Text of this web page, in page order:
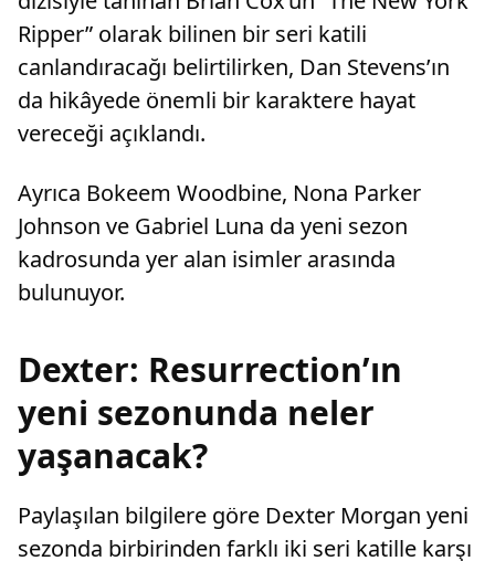
Ripper” olarak bilinen bir seri katili
canlandıracağı belirtilirken, Dan Stevens’ın
da hikâyede önemli bir karaktere hayat
vereceği açıklandı.
Ayrıca Bokeem Woodbine, Nona Parker
Johnson ve Gabriel Luna da yeni sezon
kadrosunda yer alan isimler arasında
bulunuyor.
Dexter: Resurrection’ın
yeni sezonunda neler
yaşanacak?
Paylaşılan bilgilere göre Dexter Morgan yeni
sezonda birbirinden farklı iki seri katille karşı